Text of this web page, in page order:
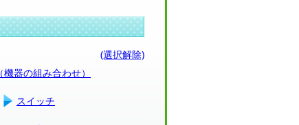
(選択解除)
器の組み合わせ）
スイッチ